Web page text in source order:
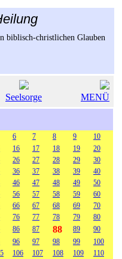
biblisch-christlichen Glauben
Seelsorge MENÜ
6 7 8 9
10
16 17 18 19
20
26 27 28 29
30
36 37 38 39
40
46 47 48 49
50
56 57 58 59
60
66 67 68 69
70
76 77 78 79
80
86 87 88 89
90
96 97 98 99
100
106 107 108 109
110